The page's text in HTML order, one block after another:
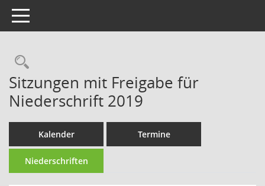
Toggle navigation
Rechercheauswahl
Sitzungen mit Freigabe für
Niederschrift 2019
Kalender Termine
Niederschriften